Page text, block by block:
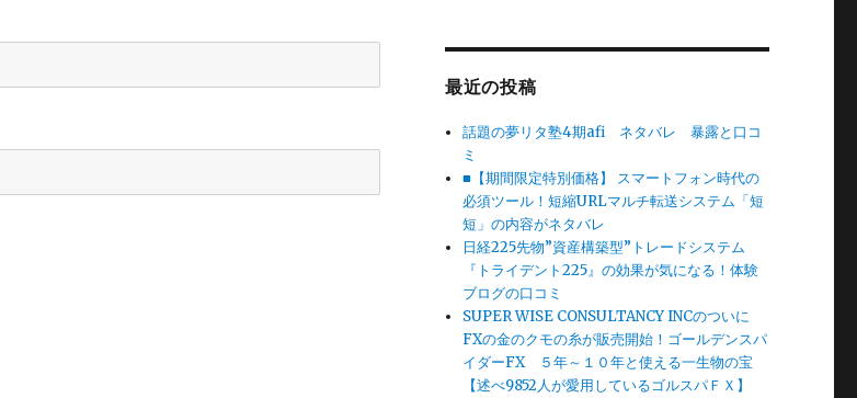
最近の投稿
話題の夢リタ塾4期afi ネタバレ 暴露と口コ
ミ
■【期間限定特別価格】 スマートフォン時代の
必須ツール！短縮URLマルチ転送システム「短
短」の内容がネタバレ
日経225先物”資産構築型”トレードシステム
『トライデント225』の効果が気になる！体験
ブログの口コミ
SUPER WISE CONSULTANCY INCのついに
FXの金のクモの糸が販売開始！ゴールデンスパ
イダーFX ５年～１０年と使える一生物の宝
【述べ9852人が愛用しているゴルスパＦＸ】